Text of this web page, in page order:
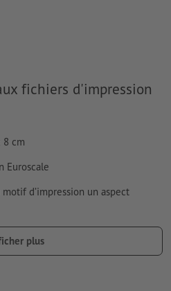
fichiers d'impression
8 cm
Euroscale
d’impression un aspect
être incorporées ou les textes
plus